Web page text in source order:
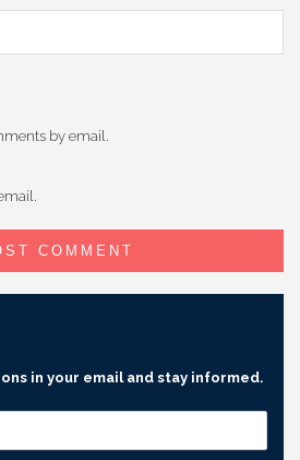
by email.
in your email and stay informed.